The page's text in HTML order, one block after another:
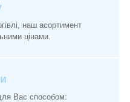
наш асортимент
цінами.
Вас способом: